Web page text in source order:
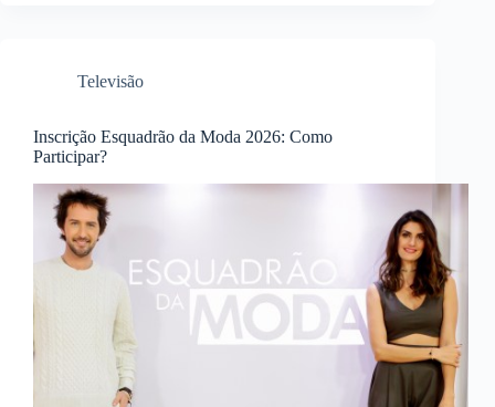
Televisão
Inscrição Esquadrão da Moda 2026: Como
Participar?